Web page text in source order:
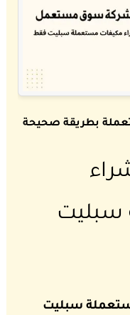
بطريقة صحيحة
سبليت
سبليت